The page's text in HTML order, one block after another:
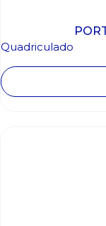
Quadriculado